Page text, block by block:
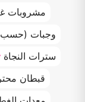
مشروبات
وجبات (حسب
سترات النجاة
قبطان